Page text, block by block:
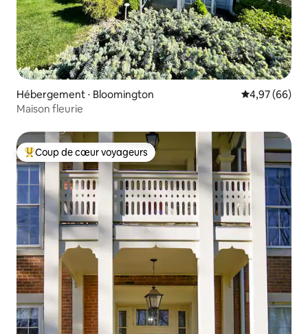
Hébergement ⋅ Bloomington Évaluation
4,97 (66)
Maison fleurie
Coups de cœur voyageurs les plus appréciés
Coup de cœur voyageurs